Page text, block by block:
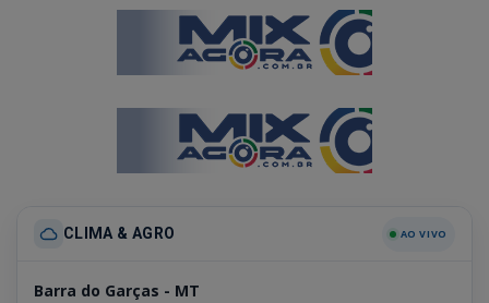
CLIMA & AGRO AO VIVO
Barra do Garças - MT